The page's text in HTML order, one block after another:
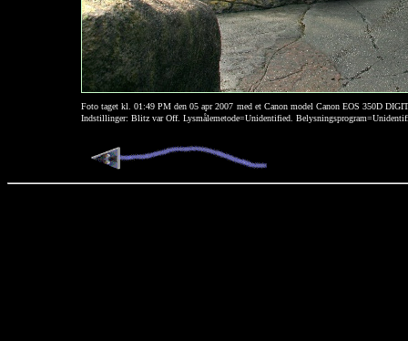
Foto taget kl. 01:49 PM den 05 apr 2007 med et Canon model Canon EOS 350D
Indstillinger: Blitz var Off. Lysmålemetode=Unidentified.